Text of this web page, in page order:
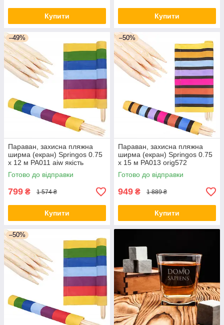
Купити Купити
–49%
Параван, захисна пляжна
ширма (екран) Springos 0.75
x 12 м PA011 aiw якість
Готово до відправки
799 ₴ 1 574 ₴
Купити
–50%
Параван, захисна пляжна
ширма (екран) Springos 0.75
x 15 м PA013 orig572
Готово до відправки
949 ₴ 1 889 ₴
Купити
–50%